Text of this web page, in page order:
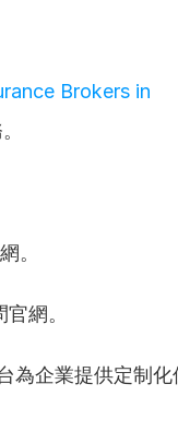
Brokers in
。
網。
為企業提供定制